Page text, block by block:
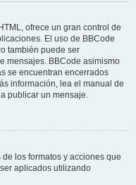
ofrece un gran control de
El uso de BBCode
también puede ser
mensajes. BBCode asimismo
se encuentran encerrados
información, lea el manual de
publicar un mensaje.
los formatos y acciones que
aplicados utilizando